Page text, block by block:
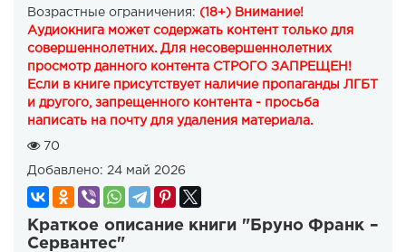
Возрастные ограничения: (18+) Внимание!
Аудиокнига может содержать контент только для
совершеннолетних. Для несовершеннолетних
просмотр данного контента СТРОГО ЗАПРЕЩЕН!
Если в книге присутствует наличие пропаганды ЛГБТ
и другого, запрещенного контента - просьба
написать на почту для удаления материала.
70
Добавлено: 24 май 2026
Краткое описание книги "Бруно Франк –
Сервантес"